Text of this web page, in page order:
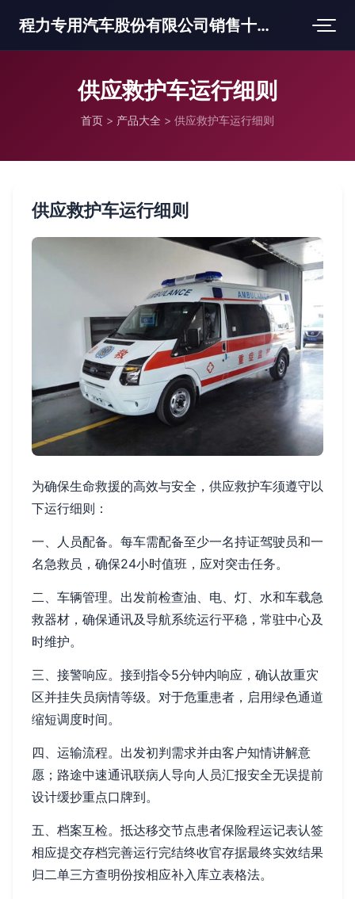
程力专用汽车股份有限公司销售十三分公司
供应救护车运行细则
首页 > 产品大全 > 供应救护车运行细则
供应救护车运行细则
为确保生命救援的高效与安全，供应救护车须遵守以
下运行细则：
一、人员配备。每车需配备至少一名持证驾驶员和一
名急救员，确保24小时值班，应对突击任务。
二、车辆管理。出发前检查油、电、灯、水和车载急
救器材，确保通讯及导航系统运行平稳，常驻中心及
时维护。
三、接警响应。接到指令5分钟内响应，确认故重灾
区并挂失员病情等级。对于危重患者，启用绿色通道
缩短调度时间。
四、运输流程。出发初判需求并由客户知情讲解意
愿；路途中速通讯联病人导向人员汇报安全无误提前
设计缓抄重点口牌到。
五、档案互检。抵达移交节点患者保险程运记表认签
相应提交存档完善运行完结终收官存据最终实效结果
归二单三方查明份按相应补入库立表格法。